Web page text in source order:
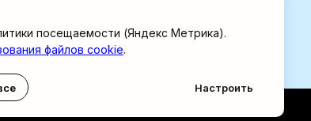
посещаемости (Яндекс Метрика).
файлов cookie.
Настроить